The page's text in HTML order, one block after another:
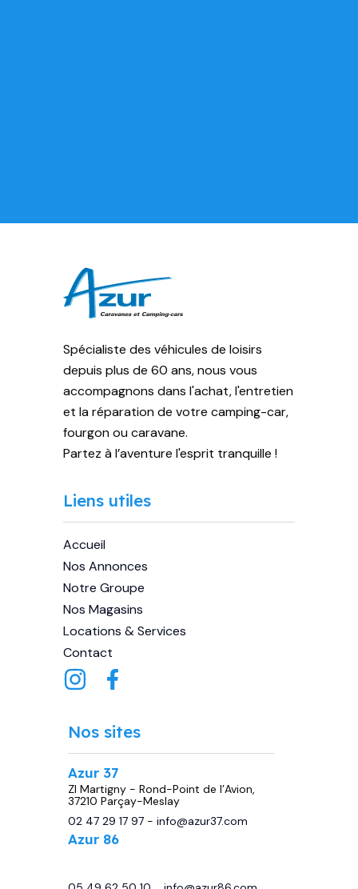
Spécialiste des véhicules de loisirs
depuis plus de 60 ans, nous vous
accompagnons dans l'achat, l'entretien
et la réparation de votre camping-car,
fourgon ou caravane.
Partez à l’aventure l'esprit tranquille !
Liens utiles
Accueil
Nos Annonces
Notre Groupe
Nos Magasins
Locations & Services
Contact
Nos sites
Azur 37
ZI Martigny - Rond-Point de l’Avion,
37210 Parçay-Meslay
02 47 29 17 97- info@azur37.com
Azur 86